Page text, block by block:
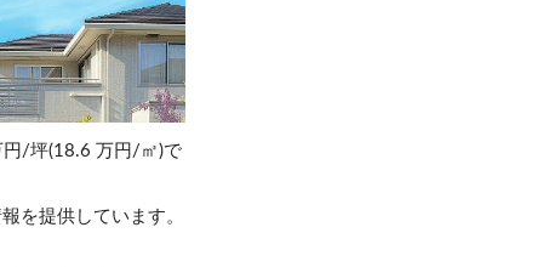
円/坪(18.6 万円/㎡)で
を提供しています。